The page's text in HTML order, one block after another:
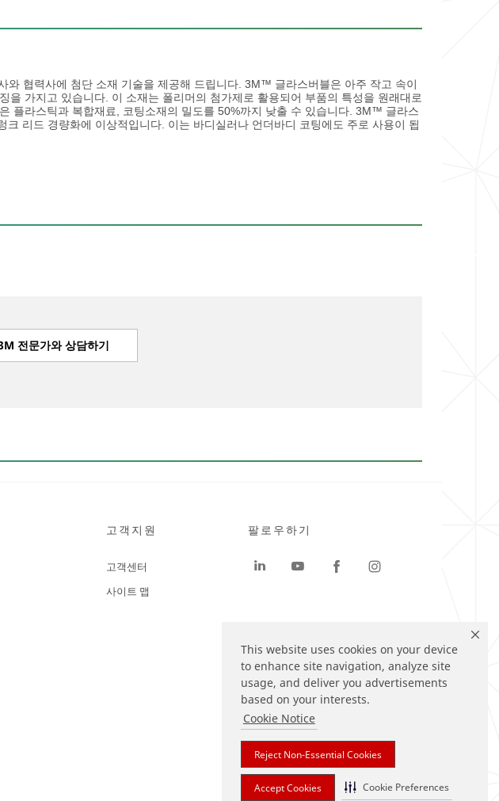
This website uses cookies on your device
to enhance site navigation, analyze site
usage, and deliver you advertisements
based on your interests.
Cookie Notice
Reject Non-Essential Cookies
Accept Cookies Cookie Preferences
협력사에 첨단 소재 기술을 제공해 드립니다. 3M™ 글라스버블은 아주 작고 속이
가지고 있습니다. 이 소재는 폴리머의 첨가제로 활용되어 부품의 특성을 원래대로
플라스틱과 복합재료, 코팅소재의 밀도를 50%까지 낮출 수 있습니다. 3M™ 글라스
리드 경량화에 이상적입니다. 이는 바디실러나 언더바디 코팅에도 주로 사용이 됩
전문가와 상담하기
고객지원
고객센터
사이트 맵
팔로우하기